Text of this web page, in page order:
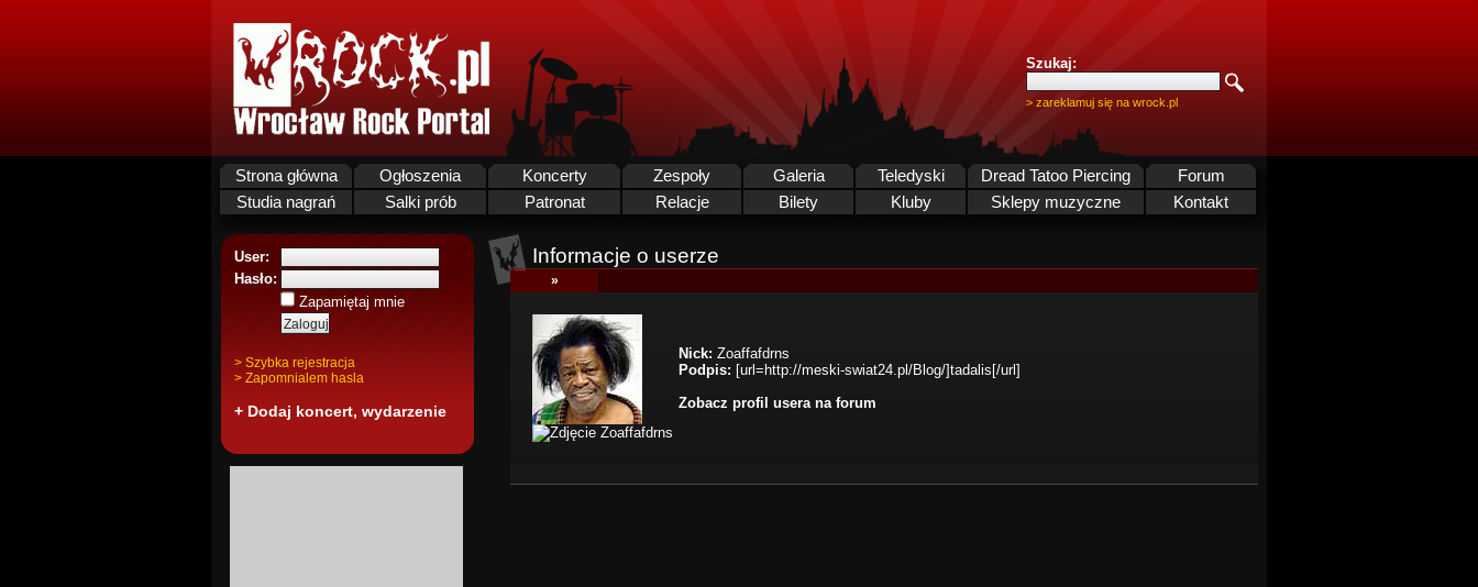
Szukaj:
> zareklamuj się na wrock.pl
Strona główna Ogłoszenia Koncerty Zespoły Galeria Teledyski Dread Tatoo Piercing
Forum
Studia nagrań
Salki prób Patronat Relacje Bilety Kluby Sklepy muzyczne Kontakt
User:
Hasło:
Zapamiętaj mnie
> Szybka rejestracja
> Zapomnialem hasla
+ Dodaj koncert, wydarzenie
Informacje o userze
»
Nick: Zoaffafdrns
Podpis: [url=http://meski-swiat24.pl/Blog/]tadalis[/url]
Zobacz profil usera na forum